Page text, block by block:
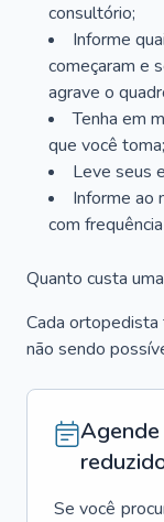
consultório;
Informe
começaram e
agrave o
Tenha em
que você toma;
Leve seus
Informe ao
com
Quanto custa
Cada
não sendo
Agende
Se você